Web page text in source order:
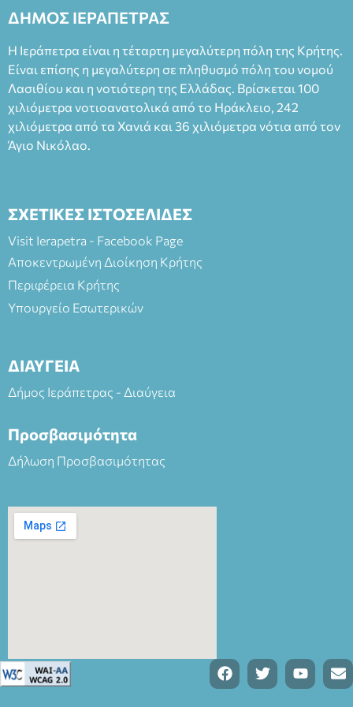
Φεδερίκο. Σκηνοθεσία: Βαγγέλης Θεοδωρόπουλος Είσοδος: :
άνω των 65 Προπώληση: Βιβλιοπωλείο Πάπυρος (Πλατεία
Πλαστήρα), E&G Mini market (Δημοκρατίας 39 Ιεράπετρα)
και στο more.com Χώρος: 3ο Γυμνάσιο Ιεράπετρας
(Είσοδος ΕΠΑ.Λ.) Έναρξη 21:15 Οργάνωση: ΚΝΩΣΟΣ
ΘΕΑΤΡΙΚΕΣ ΠΑΡΑΓΩΓΕΣ ΕΕ
ΔΗΜΟΣ ΙΕΡΑΠΕΤΡΑΣ
Η Ιεράπετρα είναι η τέταρτη μεγαλύτερη πόλη της Κρήτης.
Είναι επίσης η μεγαλύτερη σε πληθυσμό πόλη του νομού
Λασιθίου και η νοτιότερη της Ελλάδας. Βρίσκεται 100
χιλιόμετρα νοτιοανατολικά από το Ηράκλειο, 242
χιλιόμετρα από τα Χανιά και 36 χιλιόμετρα νότια από τον
Άγιο Νικόλαο.
ΣΧΕΤΙΚΕΣ ΙΣΤΟΣΕΛΙΔΕΣ
Visit Ierapetra - Facebook Page
Αποκεντρωμένη Διοίκηση Κρήτης
Περιφέρεια Κρήτης
Υπουργείο Εσωτερικών
ΔΙΑΥΓΕΙΑ
Δήμος Ιεράπετρας - Διαύγεια
Προσβασιμότητα
Δήλωση Προσβασιμότητας